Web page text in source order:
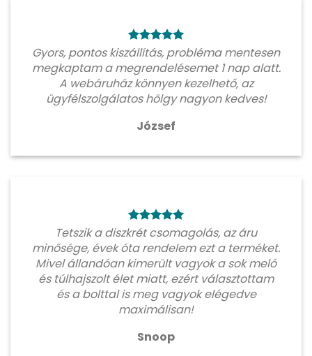
Gyors, pontos kiszállítás, probléma mentesen
megkaptam a megrendelésemet 1 nap alatt.
A webáruház könnyen kezelhető, az
ügyfélszolgálatos hölgy nagyon kedves!
József
Tetszik a diszkrét csomagolás, az áru
minősége, évek óta rendelem ezt a terméket.
Mivel állandóan kimerült vagyok a sok meló
és túlhajszolt élet miatt, ezért választottam
és a bolttal is meg vagyok elégedve
maximálisan!
Snoop